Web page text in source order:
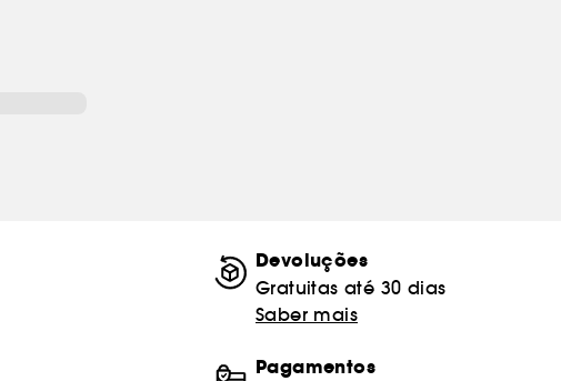
Devoluções
Gratuitas até 30 dias
Saber mais
Pagamentos